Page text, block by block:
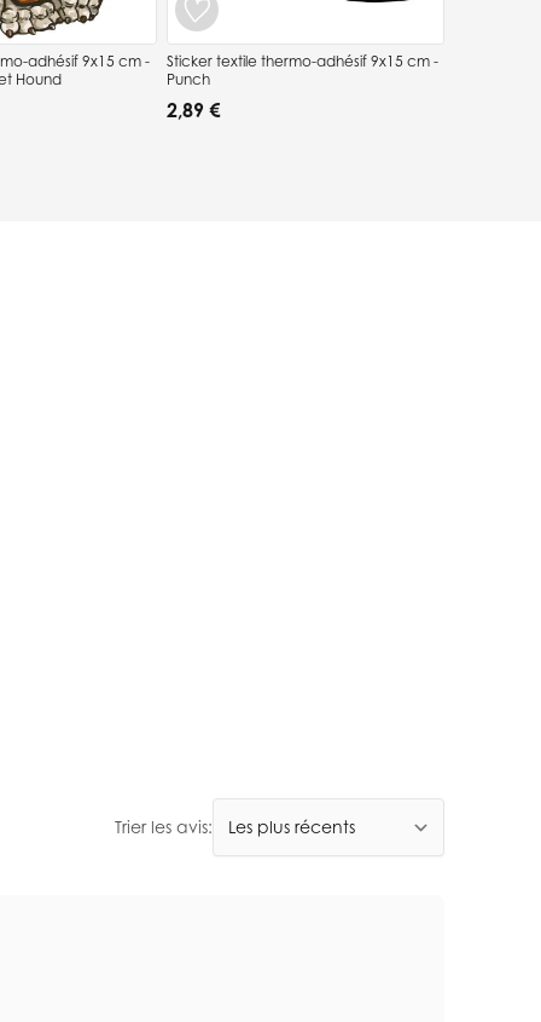
9x15 cm -
Hound
Sticker textile thermo-adhésif 9x15 cm -
Punch
2,89 €
Trier les avis: